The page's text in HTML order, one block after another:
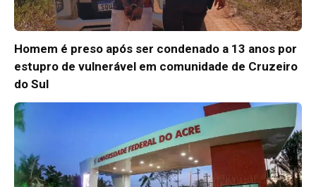
Homem é preso após ser condenado a 13 anos por
estupro de vulnerável em comunidade de Cruzeiro
do Sul